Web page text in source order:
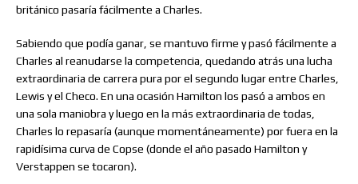
británico pasaría fácilmente a Charles.
Sabiendo que podía ganar, se mantuvo firme y pasó fácilmente a
Charles al reanudarse la competencia, quedando atrás una lucha
extraordinaria de carrera pura por el segundo lugar entre Charles,
Lewis y el Checo. En una ocasión Hamilton los pasó a ambos en
una sola maniobra y luego en la más extraordinaria de todas,
Charles lo repasaría (aunque momentáneamente) por fuera en la
rapidísima curva de Copse (donde el año pasado Hamilton y
Verstappen se tocaron).